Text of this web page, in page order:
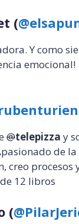
(
Y como
emocional!
@telepizza y
de
creo procesos
12 libros
(